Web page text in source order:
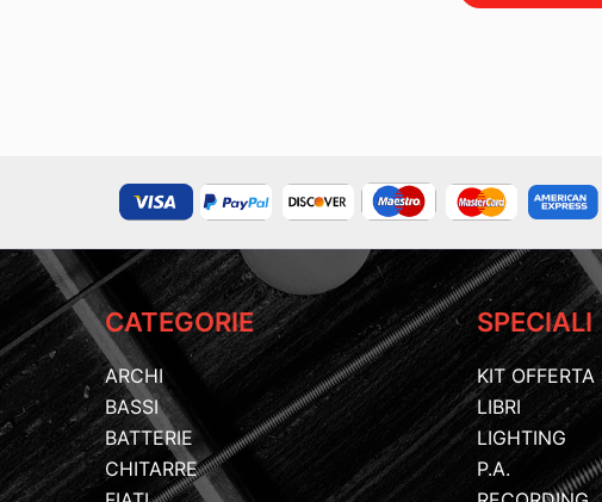
CATEGORIE
ARCHI
BASSI
BATTERIE
CHITARRE
SPECIALI
KIT
LIBRI
LIGHTING
P.A.